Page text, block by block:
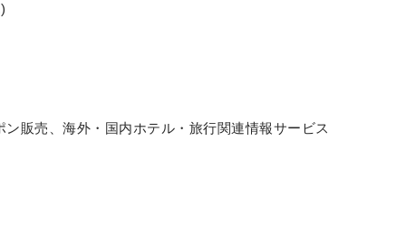
販売、海外・国内ホテル・旅行関連情報サービス